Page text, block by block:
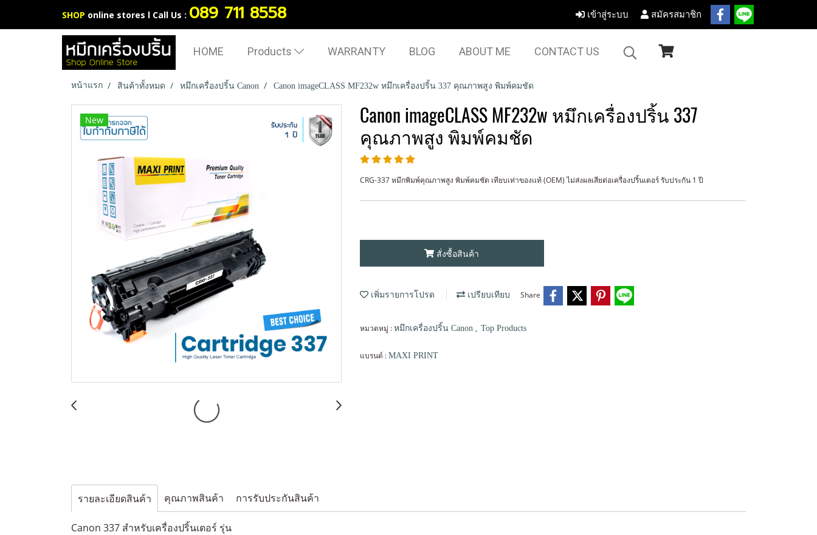
SHOP online stores l Call Us : 089 711 8558 เข้าสู่ระบบ สมัครสมาชิก
HOME Products WARRANTY BLOG ABOUT ME CONTACT US
หน้าแรก สินค้าทั้งหมด หมึกเครื่องปริ้น Canon Canon imageCLASS MF232w หมึกเครื่องปริ้น 337 คุณภาพสูง พิมพ์คมชัด
New
Canon imageCLASS MF232w หมึกเครื่องปริ้น 337
คุณภาพสูง พิมพ์คมชัด
CRG-337 หมึกพิมพ์คุณภาพสูง พิมพ์คมชัด เทียบเท่าของเเท้ (OEM) ไม่ส่งผลเสียต่อเครื่องปริ้นเตอร์ รับประกัน 1 ปี
สั่งซื้อสินค้า
เพิ่มรายการโปรด เปรียบเทียบ Share
หมวดหมู่ : หมึกเครื่องปริ้น Canon , Top Products
แบรนด์ : MAXI PRINT
รายละเอียดสินค้า คุณภาพสินค้า การรับประกันสินค้า
Canon 337 สำหรับเครื่องปริ้นเตอร์ รุ่น